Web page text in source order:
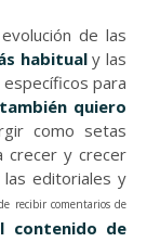
de las
habitualy las
para
quiero
como setas
crecer y crecer
editoriales y
recibir comentarios de
contenido de